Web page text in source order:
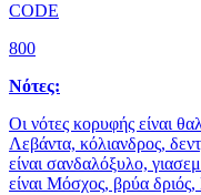
CODE
800
Νότες:
Οι νότες κορυφής είναι
Λεβάντα, κόλιανδρος,
είναι σανδαλόξυλο,
είναι Μόσχος, βρύα